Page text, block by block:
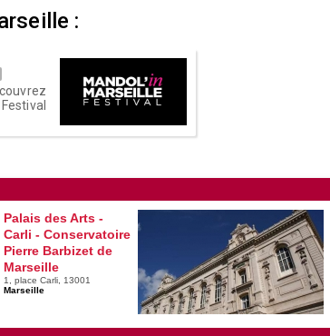
:
Palais des Arts -
Carli - Conservatoire
Pierre Barbizet de
Marseille
1, place Carli, 13001
Marseille